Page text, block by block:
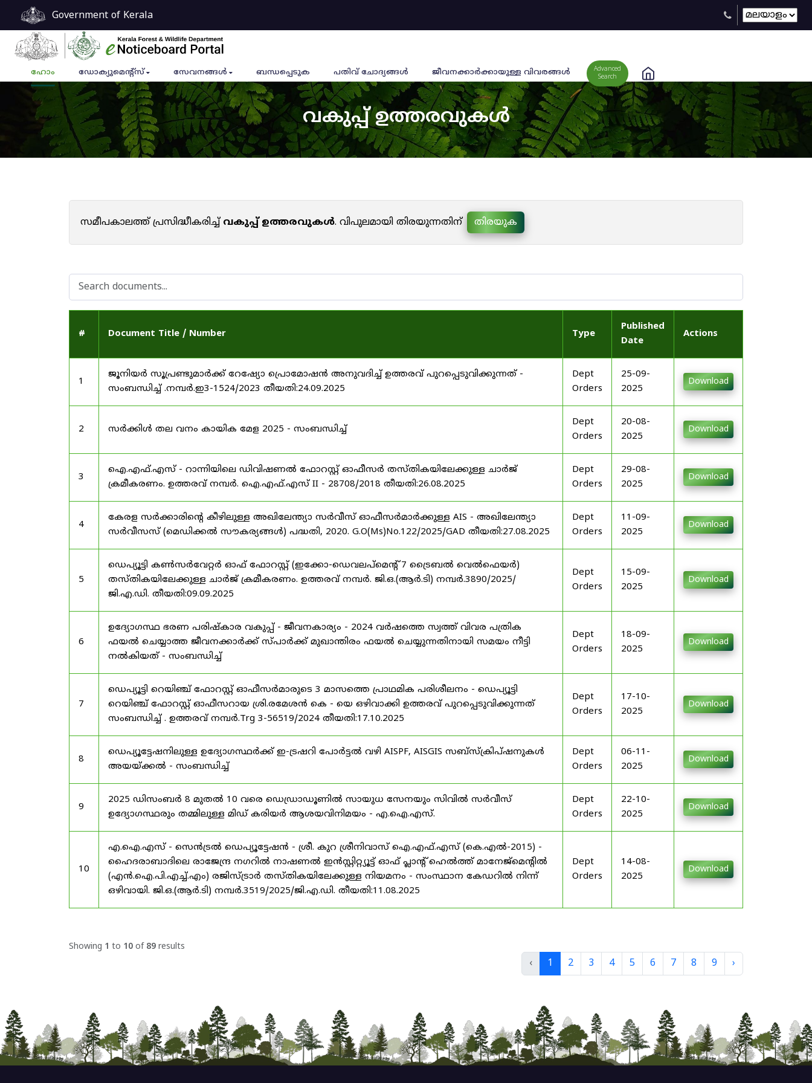
Government of Kerala
ഹോം ഡോക്യുമെൻ്റ്സ് സേവനങ്ങൾ ബന്ധപ്പെടുക പതിവ് ചോദ്യങ്ങൾ ജീവനക്കാര്‍ക്കായുള്ള വിവരങ്ങള്‍
Advanced
Search
വകുപ്പ് ഉത്തരവുകൾ
സമീപകാലത്ത് പ്രസിദ്ധീകരിച്ച്വകുപ്പ് ഉത്തരവുകൾ. വിപുലമായി തിരയുന്നതിന് തിരയുക
# Document Title / Number Type
Published
Date
Actions
1
ജൂനിയർ സൂപ്രണ്ടുമാർക്ക് റേഷ്യോ പ്രൊമോഷൻ അനുവദിച്ച് ഉത്തരവ് പുറപ്പെടുവിക്കുന്നത് -
സംബന്ധിച്ച് .നമ്പർ.ഇ3-1524/2023 തീയതി:24.09.2025
Dept
Orders
25-09-
2025
Download
2 സർക്കിൾ തല വനം കായിക മേള 2025 - സംബന്ധിച്ച്
Dept
Orders
20-08-
2025
Download
3
ഐ.എഫ്.എസ് - റാന്നിയിലെ ഡിവിഷണൽ ഫോറസ്റ്റ് ഓഫീസർ തസ്തികയിലേക്കുള്ള ചാർജ്
ക്രമീകരണം. ഉത്തരവ് നമ്പർ. ഐ.എഫ്.എസ് II - 28708/2018 തീയതി:26.08.2025
Dept
Orders
29-08-
2025
Download
4
കേരള സർക്കാരിന്റെ കീഴിലുള്ള അഖിലേന്ത്യാ സർവീസ് ഓഫീസർമാർക്കുള്ള AIS - അഖിലേന്ത്യാ
സർവീസസ് (മെഡിക്കൽ സൗകര്യങ്ങൾ) പദ്ധതി, 2020. G.O(Ms)No.122/2025/GAD തീയതി:27.08.2025
Dept
Orders
11-09-
2025
Download
5
ഡെപ്യൂട്ടി കൺസർവേറ്റർ ഓഫ് ഫോറസ്റ്റ് (ഇക്കോ-ഡെവലപ്മെന്റ് 7 ട്രൈബൽ വെൽഫെയർ)
തസ്തികയിലേക്കുള്ള ചാർജ് ക്രമീകരണം. ഉത്തരവ് നമ്പർ. ജി.ഒ.(ആർ.ടി) നമ്പർ.3890/2025/
ജി.എ.ഡി. തീയതി:09.09.2025
Dept
Orders
15-09-
2025
Download
6
ഉദ്യോഗസ്ഥ ഭരണ പരിഷ്കാര വകുപ്പ് - ജീവനകാര്യം - 2024 വർഷത്തെ സ്വത്ത് വിവര പത്രിക
ഫയൽ ചെയ്യാത്ത ജീവനക്കാർക്ക് സ്പാർക്ക് മുഖാന്തിരം ഫയൽ ചെയ്യുന്നതിനായി സമയം നീട്ടി
നൽകിയത് - സംബന്ധിച്ച്
Dept
Orders
18-09-
2025
Download
7
ഡെപ്യൂട്ടി റെയിഞ്ച് ഫോറസ്റ്റ് ഓഫീസർമാരുടെ 3 മാസത്തെ പ്രാഥമിക പരിശീലനം - ഡെപ്യൂട്ടി
റെയിഞ്ച് ഫോറസ്റ്റ് ഓഫീസറായ ശ്രി.രമേശൻ കെ - യെ ഒഴിവാക്കി ഉത്തരവ് പുറപ്പെടുവിക്കുന്നത്
സംബന്ധിച്ച് . ഉത്തരവ് നമ്പർ.Trg 3-56519/2024 തീയതി:17.10.2025
Dept
Orders
17-10-
2025
Download
8
ഡെപ്യൂട്ടേഷനിലുള്ള ഉദ്യോഗസ്ഥർക്ക് ഇ-ട്രഷറി പോർട്ടൽ വഴി AISPF, AISGIS സബ്‌സ്‌ക്രിപ്‌ഷനുകൾ
അയയ്ക്കൽ - സംബന്ധിച്ച്
Dept
Orders
06-11-
2025
Download
9
2025 ഡിസംബർ 8 മുതൽ 10 വരെ ഡെഡ്രാഡൂണിൽ സായുധ സേനയും സിവിൽ സർവീസ്
ഉദ്യോഗസ്ഥരും തമ്മിലുള്ള മിഡ് കരിയർ ആശയവിനിമയം - എ.ഐ.എസ്.
Dept
Orders
22-10-
2025
Download
10
എ.ഐ.എസ് - സെൻട്രൽ ഡെപ്യൂട്ടേഷൻ - ശ്രീ. കുറ ശ്രീനിവാസ് ഐ.എഫ്.എസ് (കെ.എൽ-2015) -
ഹൈദരാബാദിലെ രാജേന്ദ്ര നഗറിൽ നാഷണൽ ഇൻസ്റ്റിറ്റ്യൂട്ട് ഓഫ് പ്ലാന്റ് ഹെൽത്ത് മാനേജ്‌മെന്റിൽ
(എൻ.ഐ.പി.എച്ച്.എം) രജിസ്ട്രാർ തസ്തികയിലേക്കുള്ള നിയമനം - സംസ്ഥാന കേഡറിൽ നിന്ന്
ഒഴിവായി. ജി.ഒ.(ആർ.ടി) നമ്പർ.3519/2025/ജി.എ.ഡി. തീയതി:11.08.2025
Dept
Orders
14-08-
2025
Download
Showing 1 to 10 of 89 results
‹ 1 2 3 4 5 6 7 8 9 ›